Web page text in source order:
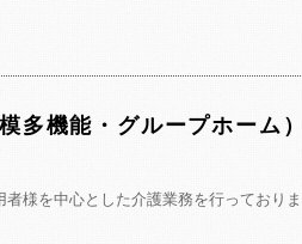
多機能・グループホーム）
様を中心とした介護業務を行っておりま